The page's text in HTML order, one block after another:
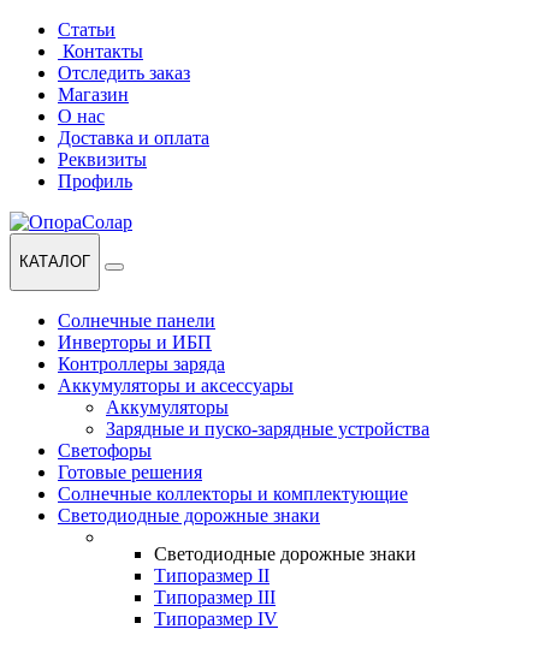
Перейти
навигации
Перейти
содержанию
Статьи
Контакты
Отследить заказ
Магазин
О нас
Доставка и оплата
Реквизиты
Профиль
КАТАЛОГ
Солнечные панели
Инверторы и ИБП
Контроллеры заряда
Аккумуляторы и аксессуары
Аккумуляторы
Зарядные и пуско-зарядные устройства
Светофоры
Готовые решения
Солнечные коллекторы и комплектующие
Светодиодные дорожные знаки
Светодиодные дорожные знаки
Типоразмер II
Типоразмер III
Типоразмер IV